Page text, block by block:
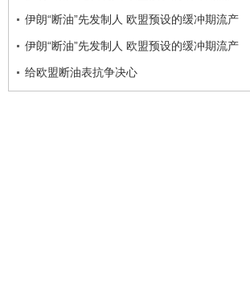
伊朗“断油”先发制人 欧盟预设的缓冲期流产
伊朗“断油”先发制人 欧盟预设的缓冲期流产
给欧盟断油表抗争决心